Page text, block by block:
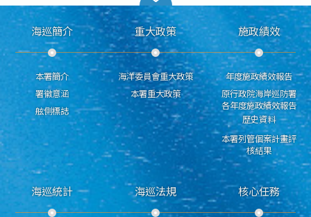
海巡簡介
本署簡介
署徽意涵
舷側標誌
重大政策
海洋委員會重大政策
本署重大政策
施政績效
年度施政績效報告
原行政院海岸巡防署
各年度施政績效報告
歷史資料
本署列管個案計畫評
核結果
海巡統計 海巡法規 核心任務